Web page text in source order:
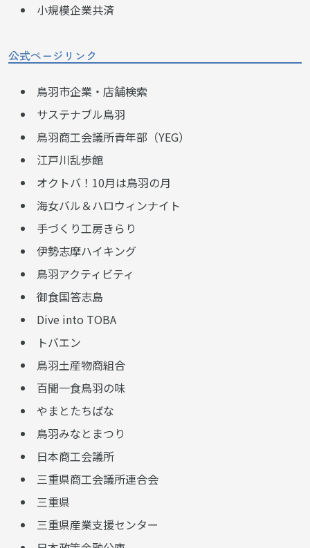
小規模企業共済
公式ページリンク
鳥羽市企業・店舗検索
サステナブル鳥羽
鳥羽商工会議所青年部（YEG）
江戸川乱歩館
オクトバ！10月は鳥羽の月
海女バル＆ハロウィンナイト
手づくり工房きらり
伊勢志摩ハイキング
鳥羽アクティビティ
御食国答志島
Dive into TOBA
トバエン
鳥羽土産物商組合
百聞一食鳥羽の味
やまとたちばな
鳥羽みなとまつり
日本商工会議所
三重県商工会議所連合会
三重県
三重県産業支援センター